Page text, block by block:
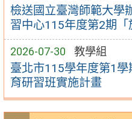
檢送國立臺灣師範大學
習中心115年度第2期
2026-07-30 教學組
臺北市115學年度第1
育研習班實施計畫